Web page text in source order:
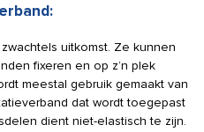
uitkomst. Ze kunnen
fixeren en op z’n plek
meestal gebruik gemaakt van
dat wordt toegepast
dient niet-elastisch te zijn.